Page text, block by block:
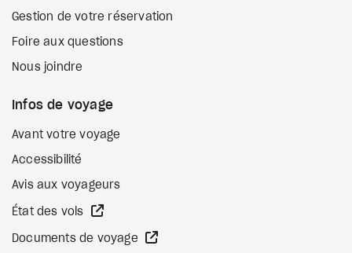
Gestion de votre réservation
Foire aux questions
Nous joindre
Infos de voyage
Avant votre voyage
Accessibilité
Avis aux voyageurs
État des vols
Documents de voyage